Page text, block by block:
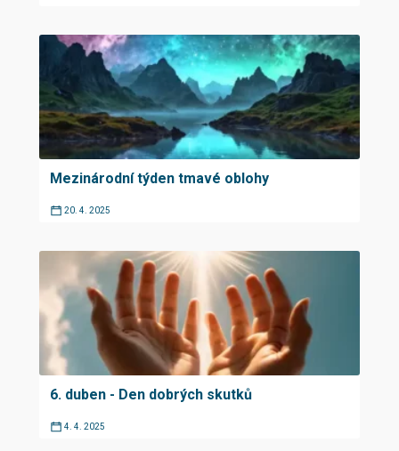
Mezinárodní týden tmavé oblohy
20. 4. 2025
6. duben - Den dobrých skutků
4. 4. 2025